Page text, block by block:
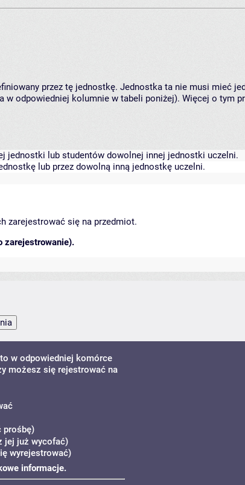
przez tę jednostkę. Jednostka ta nie musi mieć
odpowiedniej kolumnie w tabeli poniżej). Więcej o tym
jednostki lub studentów dowolnej innej jednostki uczelni.
lub przez dowolną inną jednostkę uczelni.
zarejestrować się na przedmiot.
zarejestrowanie).
w odpowiedniej komórce
możesz się rejestrować na
prośbę)
jej już wycofać)
wyrejestrować)
informacje.